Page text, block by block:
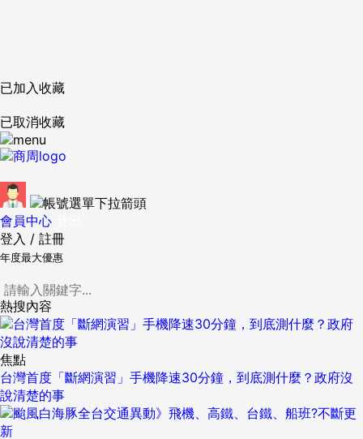
已加入收藏
已取消收藏
會員中心
登入 / 註冊
年度最大優惠
熱搜內容
焦點
台灣首度「斷網演習」手機降速30分鐘，到底測什麼？政府沒
說清楚的事